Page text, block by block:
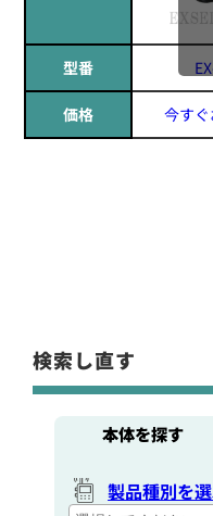
型番
価格 今す
検索し直す
本体を探す
製品種別を